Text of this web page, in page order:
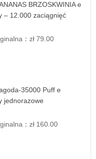
BRZOSKWINIA e
– 12.000 zaciągnięć
：zł 79.00
35000 Puff e
jednorazowe
：zł 160.00